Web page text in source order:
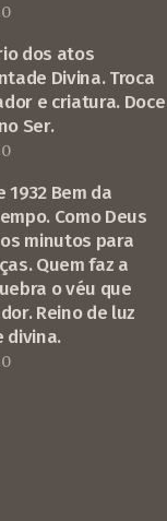
dos atos
Divina. Troca
e criatura. Doce
Ser.
1932 Bem da
Como Deus
minutos para
Quem faz a
o véu que
Reino de luz
divina.